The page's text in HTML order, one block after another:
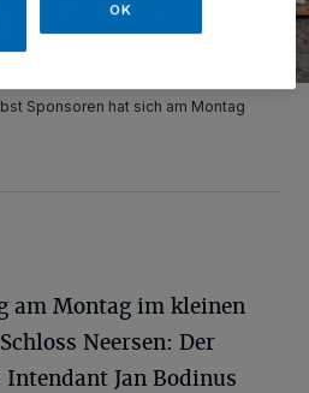
Sponsoren hat sich am Montag
am Montag im kleinen
Neersen: Der
Jan Bodinus
OK